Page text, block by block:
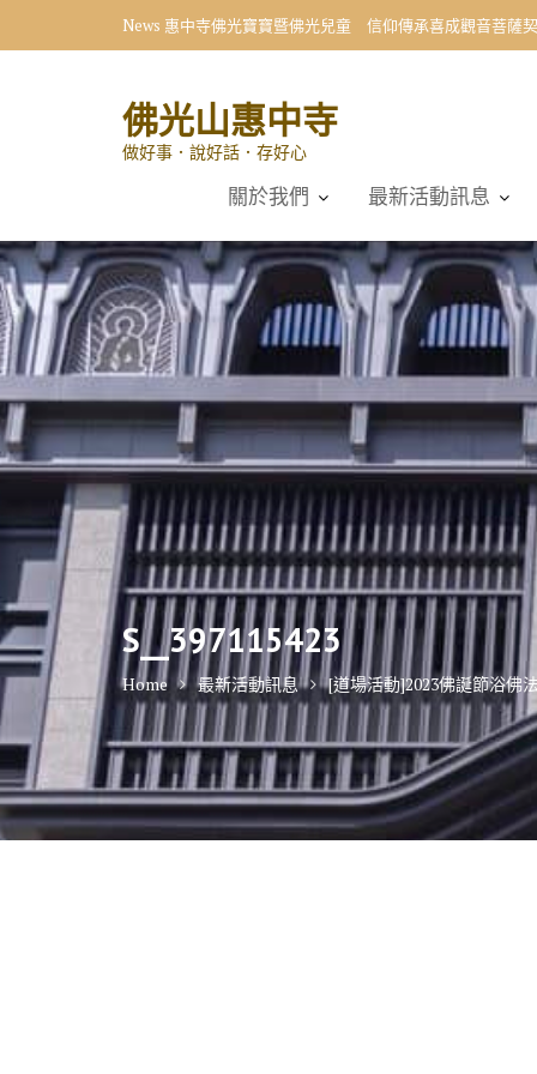
News 惠中寺佛光寶寶暨佛光兒童 信仰傳承喜成觀音菩薩
佛光山惠中寺
做好事．說好話．存好心
關於我們 最新活動訊息
S__397115423
Home 最新活動訊息 [道場活動]2023佛誕節浴佛